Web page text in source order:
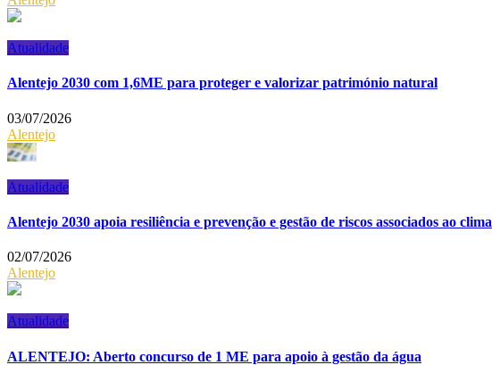
Atualidade
Alentejo 2030 com 1,6ME para proteger e valorizar património natural
03/07/2026
Alentejo
Atualidade
Alentejo 2030 apoia resiliência e prevenção e gestão de riscos associados ao clima
02/07/2026
Alentejo
Atualidade
ALENTEJO: Aberto concurso de 1 ME para apoio à gestão da água